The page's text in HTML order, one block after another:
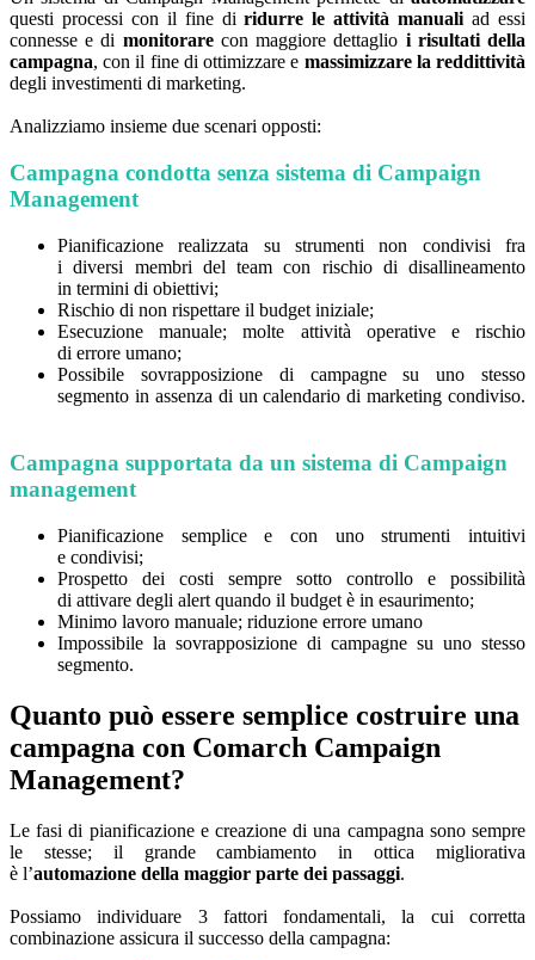
questi processi con il fine diridurre le attività manuali ad essi
connesse e di monitorarecon maggiore dettaglio i risultati della
campagna, con il fine di ottimizzare e massimizzare la reddittività
degli investimenti di marketing.
Analizziamo insieme due scenari opposti:
Campagna condotta senza sistema di Campaign
Management
Pianificazione realizzata su strumenti non condivisi fra
i diversi membri del team con rischio di disallineamento
in termini di obiettivi;
Rischio di non rispettare il budget iniziale;
Esecuzione manuale; molte attività operative e rischio
di errore umano;
Possibile sovrapposizione di campagne su uno stesso
segmento in assenza di un calendario di marketing condiviso.
Campagna supportata da un sistema di Campaign
management
Pianificazione semplice e con uno strumenti intuitivi
e condivisi;
Prospetto dei costi sempre sotto controllo e possibilità
di attivare degli alert quando il budget è in esaurimento;
Minimo lavoro manuale; riduzione errore umano
Impossibile la sovrapposizione di campagne su uno stesso
segmento.
Quanto può essere semplice costruire una
campagna con Comarch Campaign
Management?
Le fasi di pianificazione e creazione di una campagna sono sempre
le stesse; il grande cambiamento in ottica migliorativa
è l’automazione della maggior parte dei passaggi.
Possiamo individuare 3 fattori fondamentali, la cui corretta
combinazione assicura il successo della campagna: